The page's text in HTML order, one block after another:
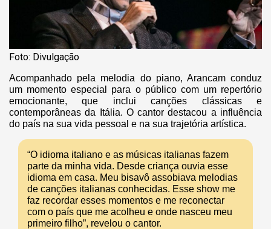
Foto: Divulgação
Acompanhado pela melodia do piano, Arancam conduz
um momento especial para o público com um repertório
emocionante, que inclui canções clássicas e
contemporâneas da Itália. O cantor destacou a influência
do país na sua vida pessoal e na sua trajetória artística.
“O idioma italiano e as músicas italianas fazem
parte da minha vida. Desde criança ouvia esse
idioma em casa. Meu bisavô assobiava melodias
de canções italianas conhecidas. Esse show me
faz recordar esses momentos e me reconectar
com o país que me acolheu e onde nasceu meu
primeiro filho”, revelou o cantor.